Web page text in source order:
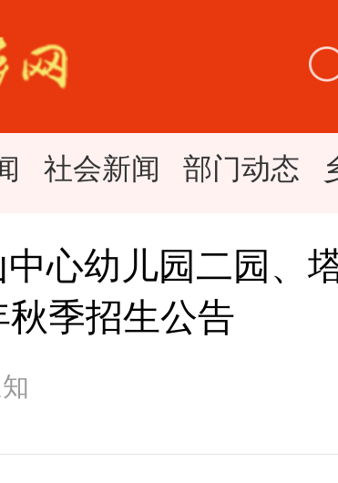
社会新闻 部门动态
心幼儿园二园、
秋季招生公告